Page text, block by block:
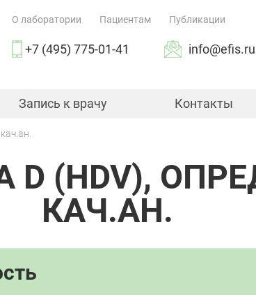
О лаборатории Пациентам Публикации
+7 (495) 775-01-41 info@efis.ru
Запись к врачу Контакты
D (HDV),
КАЧ.АН.